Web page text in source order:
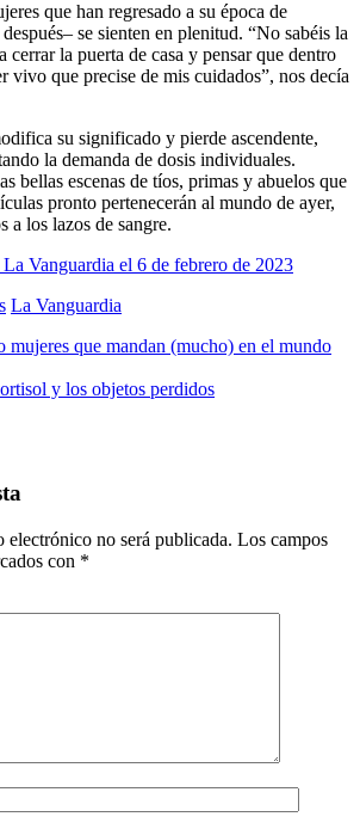
que han regresado a su época de
se sienten en plenitud. “No sabéis la
cerrar la puerta de casa y pensar que dentro
vivo que precise de mis cuidados”, nos decía
su significado y pierde ascendente,
la demanda de dosis individuales.
bellas escenas de tíos, primas y abuelos que
pronto pertenecerán al mundo de ayer,
a los lazos de sangre.
Vanguardia el 6 de febrero de 2023
La Vanguardia
mujeres que mandan (mucho) en el mundo
y los objetos perdidos
electrónico no será publicada. Los campos
con *